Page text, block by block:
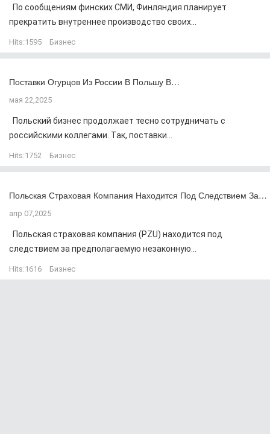
По сообщениям финских СМИ, Финляндия планирует
прекратить внутреннее производство своих...
Hits:1595 Бизнес
Поставки Огурцов Из России В Польшу В…
мая 22,2025
Польский бизнес продолжает тесно сотрудничать с
российскими коллегами. Так, поставки...
Hits:1752 Бизнес
Польская Страховая Компания Находится Под Следствием За…
апр 07,2025
Польская страховая компания (PZU) находится под
следствием за предполагаемую незаконную...
Hits:1616 Бизнес